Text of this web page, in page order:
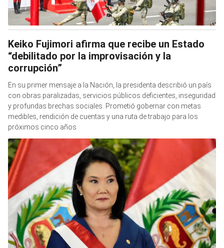
Keiko Fujimori afirma que recibe un Estado
“debilitado por la improvisación y la
corrupción”
En su primer mensaje a la Nación, la presidenta describió un país
con obras paralizadas, servicios públicos deficientes, inseguridad
y profundas brechas sociales. Prometió gobernar con metas
medibles, rendición de cuentas y una ruta de trabajo para los
próximos cinco años